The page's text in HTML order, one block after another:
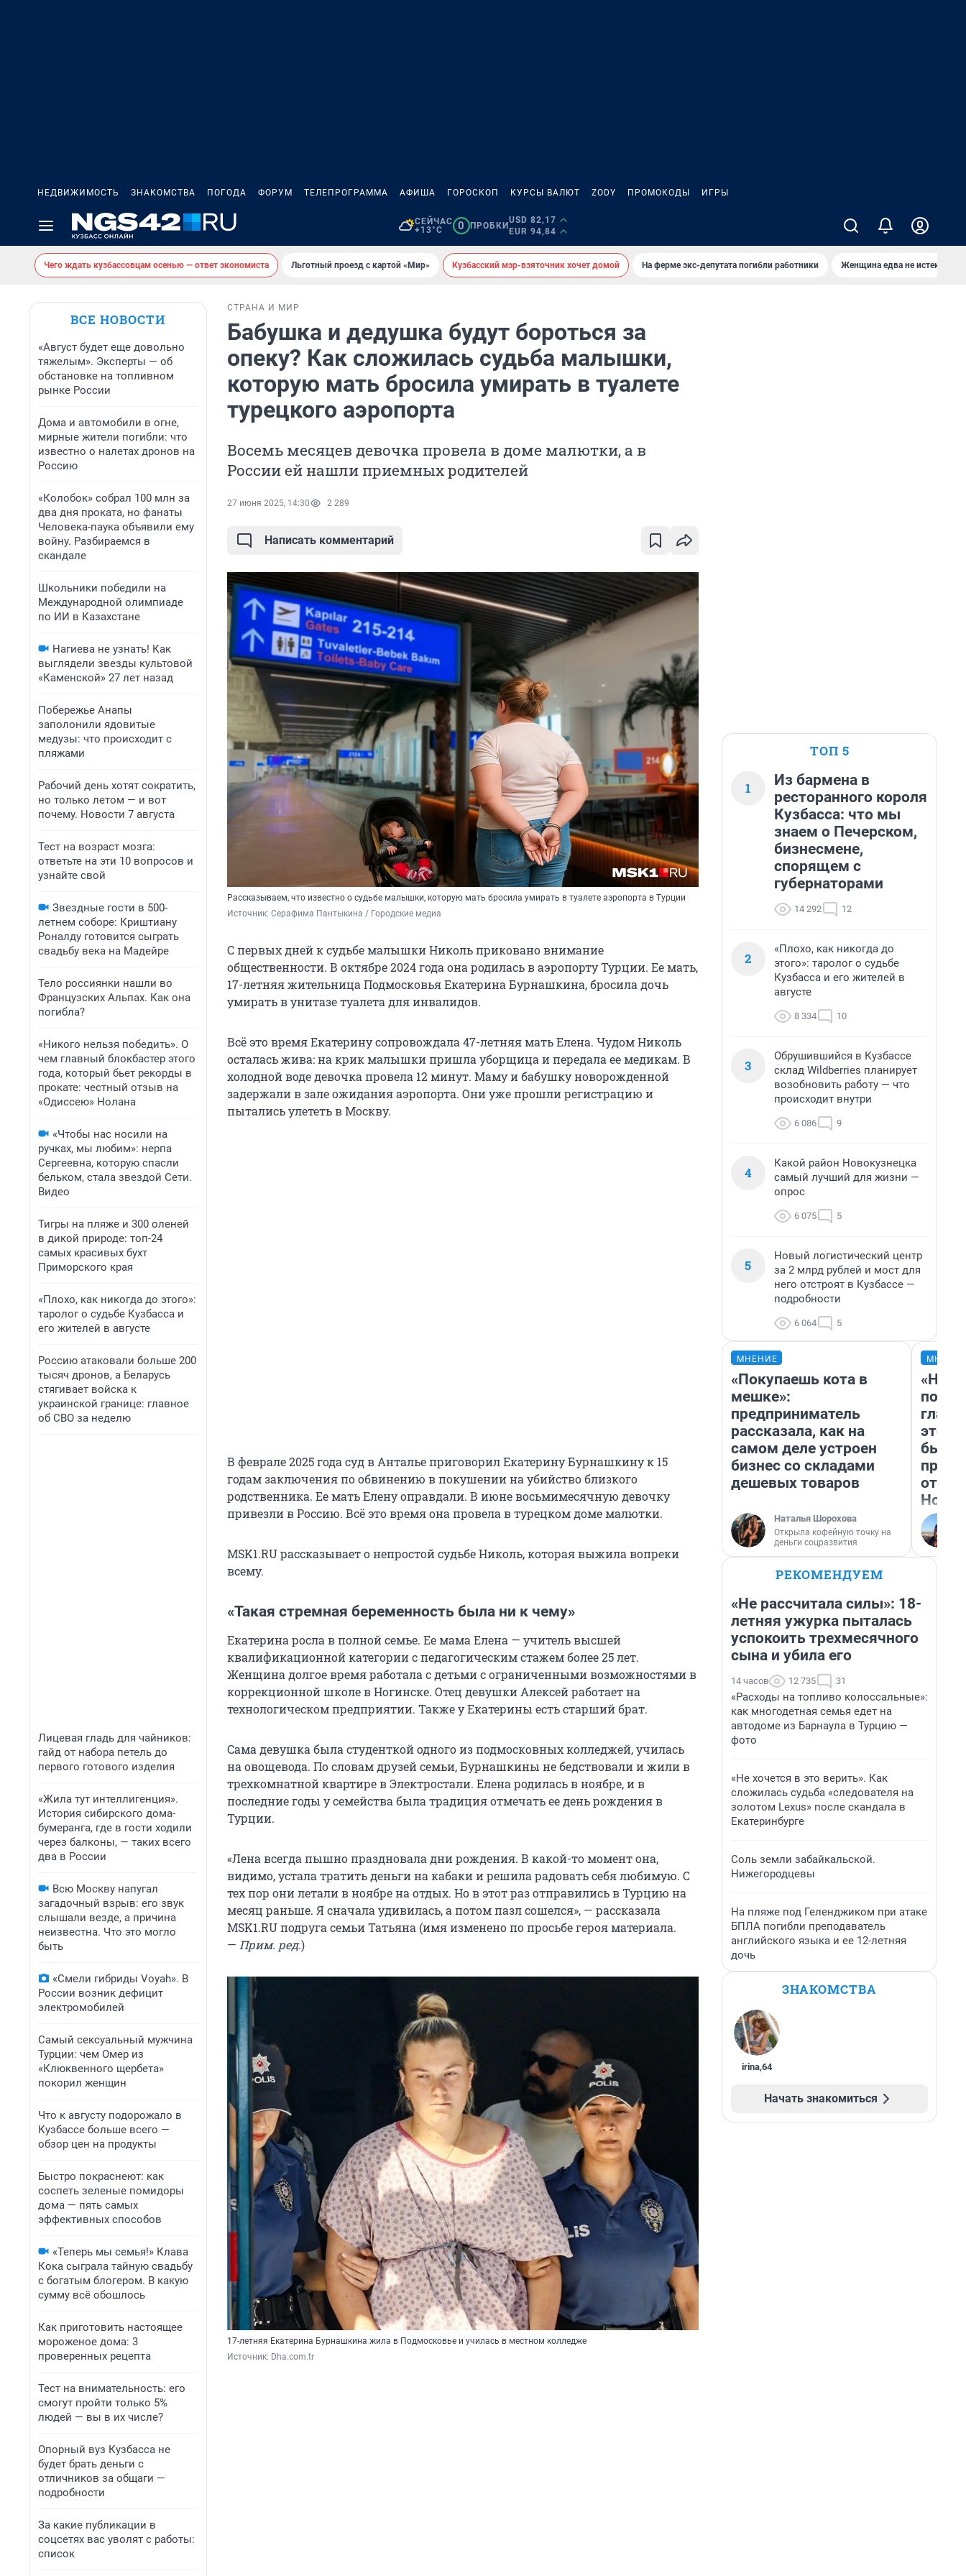
НЕДВИЖИМОСТЬ ЗНАКОМСТВА ПОГОДА ФОРУМ ТЕЛЕПРОГРАММА АФИША ГОРОСКОП КУРСЫ ВАЛЮТ ZODY ПРОМОКОДЫ ИГРЫ
СЕЙЧАС
+13°C
0 ПРОБКИ
USD 82,17
EUR 94,84
Чего ждать кузбассовцам осенью — ответ экономиста Льготный проезд с картой «Мир» Кузбасский мэр-взяточник хочет домой На ферме экс-депутата погибли работники Женщина едва не истекла
ВСЕ НОВОСТИ
«Август будет еще довольно
тяжелым». Эксперты — об
обстановке на топливном
рынке России
Дома и автомобили в огне,
мирные жители погибли: что
известно о налетах дронов на
Россию
«Колобок» собрал 100 млн за
два дня проката, но фанаты
Человека-паука объявили ему
войну. Разбираемся в
скандале
Школьники победили на
Международной олимпиаде
по ИИ в Казахстане
Нагиева не узнать! Как
выглядели звезды культовой
«Каменской» 27 лет назад
Побережье Анапы
заполонили ядовитые
медузы: что происходит с
пляжами
Рабочий день хотят сократить,
но только летом — и вот
почему. Новости 7 августа
Тест на возраст мозга:
ответьте на эти 10 вопросов и
узнайте свой
Звездные гости в 500-
летнем соборе: Криштиану
Роналду готовится сыграть
свадьбу века на Мадейре
Тело россиянки нашли во
Французских Альпах. Как она
погибла?
«Никого нельзя победить». О
чем главный блокбастер этого
года, который бьет рекорды в
прокате: честный отзыв на
«Одиссею» Нолана
«Чтобы нас носили на
ручках, мы любим»: нерпа
Сергеевна, которую спасли
бельком, стала звездой Сети.
Видео
Тигры на пляже и 300 оленей
в дикой природе: топ-24
самых красивых бухт
Приморского края
«Плохо, как никогда до этого»:
таролог о судьбе Кузбасса и
его жителей в августе
Россию атаковали больше 200
тысяч дронов, а Беларусь
стягивает войска к
украинской границе: главное
об СВО за неделю
Лицевая гладь для чайников:
гайд от набора петель до
первого готового изделия
«Жила тут интеллигенция».
История сибирского дома-
бумеранга, где в гости ходили
через балконы, — таких всего
два в России
Всю Москву напугал
загадочный взрыв: его звук
слышали везде, а причина
неизвестна. Что это могло
быть
«Смели гибриды Voyah». В
России возник дефицит
электромобилей
Самый сексуальный мужчина
Турции: чем Омер из
«Клюквенного щербета»
покорил женщин
Что к августу подорожало в
Кузбассе больше всего —
обзор цен на продукты
Быстро покраснеют: как
соспеть зеленые помидоры
дома — пять самых
эффективных способов
«Теперь мы семья!» Клава
Кока сыграла тайную свадьбу
с богатым блогером. В какую
сумму всё обошлось
Как приготовить настоящее
мороженое дома: 3
проверенных рецепта
Тест на внимательность: его
смогут пройти только 5%
людей — вы в их числе?
Опорный вуз Кузбасса не
будет брать деньги с
отличников за общаги —
подробности
За какие публикации в
соцсетях вас уволят с работы:
список
СТРАНА И МИР
Бабушка и дедушка будут бороться за
опеку? Как сложилась судьба малышки,
которую мать бросила умирать в туалете
турецкого аэропорта
Восемь месяцев девочка провела в доме малютки, а в
России ей нашли приемных родителей
27 июня 2025, 14:30 2 289
Написать комментарий
Рассказываем, что известно о судьбе малышки, которую мать бросила умирать в туалете аэропорта в Турции
Источник: Серафима Пантыкина / Городские медиа
С первых дней к судьбе малышки Николь приковано внимание
общественности. В октябре 2024 года она родилась в аэропорту Турции. Ее мать,
17-летняя жительница Подмосковья Екатерина Бурнашкина, бросила дочь
умирать в унитазе туалета для инвалидов.
Всё это время Екатерину сопровождала 47-летняя мать Елена. Чудом Николь
осталась жива: на крик малышки пришла уборщица и передала ее медикам. В
холодной воде девочка провела 12 минут. Маму и бабушку новорожденной
задержали в зале ожидания аэропорта. Они уже прошли регистрацию и
пытались улететь в Москву.
В феврале 2025 года суд в Анталье приговорил Екатерину Бурнашкину к 15
годам заключения по обвинению в покушении на убийство близкого
родственника. Ее мать Елену оправдали. В июне восьмимесячную девочку
привезли в Россию. Всё это время она провела в турецком доме малютки.
MSK1.RU рассказывает о непростой судьбе Николь, которая выжила вопреки
всему.
«Такая стремная беременность была ни к чему»
Екатерина росла в полной семье. Ее мама Елена — учитель высшей
квалификационной категории с педагогическим стажем более 25 лет.
Женщина долгое время работала с детьми с ограниченными возможностями в
коррекционной школе в Ногинске. Отец девушки Алексей работает на
технологическом предприятии. Также у Екатерины есть старший брат.
Сама девушка была студенткой одного из подмосковных колледжей, училась
на овощевода. По словам друзей семьи, Бурнашкины не бедствовали и жили в
трехкомнатной квартире в Электростали. Елена родилась в ноябре, и в
последние годы у семейства была традиция отмечать ее день рождения в
Турции.
«Лена всегда пышно праздновала дни рождения. В какой-то момент она,
видимо, устала тратить деньги на кабаки и решила радовать себя любимую. С
тех пор они летали в ноябре на отдых. Но в этот раз отправились в Турцию на
месяц раньше. Я сначала удивилась, а потом пазл сошелся», — рассказала
MSK1.RU подруга семьи Татьяна (имя изменено по просьбе героя материала.
— Прим. ред.)
17-летняя Екатерина Бурнашкина жила в Подмосковье и училась в местном колледже
Источник: Dha.com.tr
ТОП 5
1
Из бармена в
ресторанного короля
Кузбасса: что мы
знаем о Печерском,
бизнесмене,
спорящем с
губернаторами
14 292 12
2
«Плохо, как никогда до
этого»: таролог о судьбе
Кузбасса и его жителей в
августе
8 334 10
3
Обрушившийся в Кузбассе
склад Wildberries планирует
возобновить работу — что
происходит внутри
6 086 9
4
Какой район Новокузнецка
самый лучший для жизни —
опрос
6 075 5
5
Новый логистический центр
за 2 млрд рублей и мост для
него отстроят в Кузбассе —
подробности
6 064 5
МНЕНИЕ
«Покупаешь кота в
мешке»:
предприниматель
рассказала, как на
самом деле устроен
бизнес со складами
дешевых товаров
Наталья Шорохова
Открыла кофейную точку на
деньги соцразвития
этого
бьет
РЕКОМЕНДУЕМ
«Не рассчитала силы»: 18-
летняя ужурка пыталась
успокоить трехмесячного
сына и убила его
14 часов 12 735 31
«Расходы на топливо колоссальные»:
как многодетная семья едет на
автодоме из Барнаула в Турцию —
фото
«Не хочется в это верить». Как
сложилась судьба «следователя на
золотом Lexus» после скандала в
Екатеринбурге
Соль земли забайкальской.
Нижегородцевы
На пляже под Геленджиком при атаке
БПЛА погибли преподаватель
английского языка и ее 12-летняя
дочь
ЗНАКОМСТВА
irina,64
Начать знакомиться